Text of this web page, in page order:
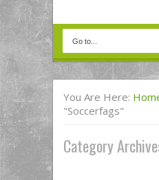
You Are Here:
"soccerfags"
Category